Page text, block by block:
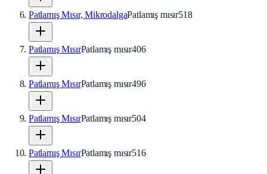
Patlamış Mısır, MikrodalgaPatlamış mısır518
Patlamış MısırPatlamış mısır406
Patlamış MısırPatlamış mısır496
Patlamış MısırPatlamış mısır504
Patlamış MısırPatlamış mısır516